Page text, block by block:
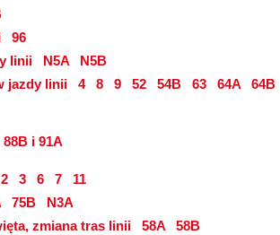
96
linii
N5A
N5B
jazdy linii
4 8 9 52 54B 63 64A 64B
i 91A
2 3 6 7
11
75B
N3A
zmiana tras linii
58A
58B